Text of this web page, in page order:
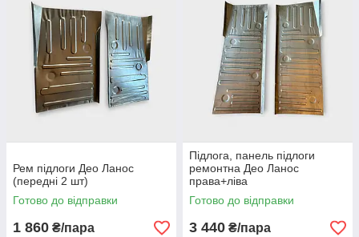
Рем підлоги Део Ланос
(передні 2 шт)
Готово до відправки
1 860 ₴/пара
Підлога, панель підлоги
ремонтна Део Ланос
права+ліва
Готово до відправки
3 440 ₴/пара